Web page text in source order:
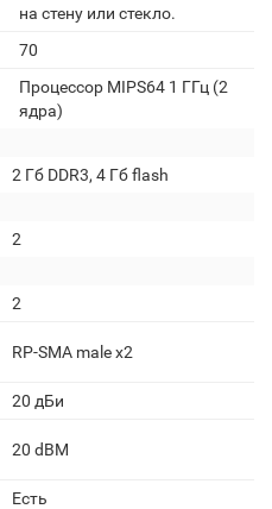
на стену или стекло.
70
Процессор MIPS64 1 ГГц (2
ядра)
2 Гб DDR3, 4 Гб flash
2
2
RP-SMA male х2
20 дБи
20 dBM
Есть